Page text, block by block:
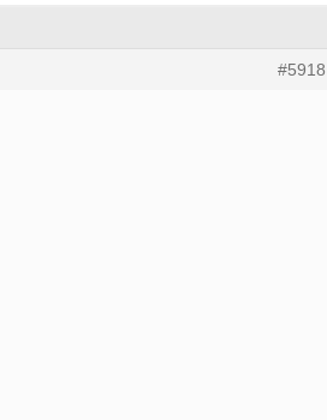
#5918